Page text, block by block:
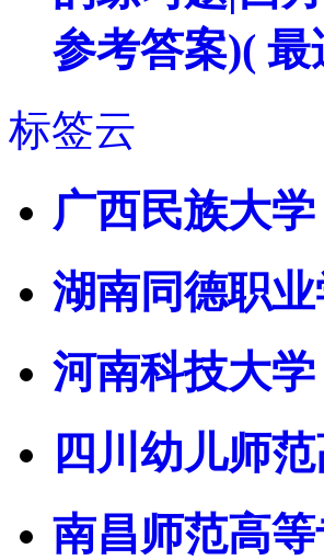
参考答案)(
标签云
广西民族大学
湖南同德职
河南科技大学
四川幼儿师
南昌师范高